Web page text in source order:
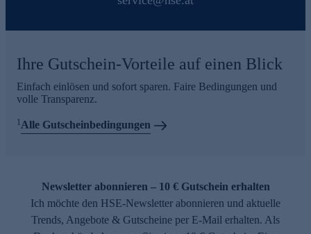
Ihre Gutschein-Vorteile auf einen Blick
Einfach einlösen und sofort sparen. Faire Bedingungen und
volle Transparenz.
1Alle Gutscheinbedingungen
Newsletter abonnieren – 10 € Gutschein erhalten
Ich möchte den HSE-Newsletter abonnieren und aktuelle
Trends, Angebote & Gutscheine per E-Mail erhalten. Als